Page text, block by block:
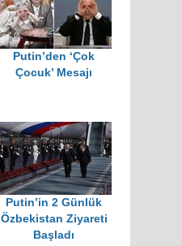
Putin’den ‘Çok
Çocuk’ Mesajı
Putin’in 2 Günlük
Özbekistan Ziyareti
Başladı